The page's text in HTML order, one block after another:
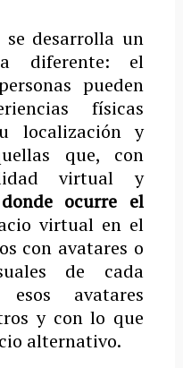
se desarrolla un
diferente: el
pueden
físicas
localización y
que, con
virtual y
ocurre el
virtual en el
con avatares o
de cada
avatares
y con lo que
alternativo.